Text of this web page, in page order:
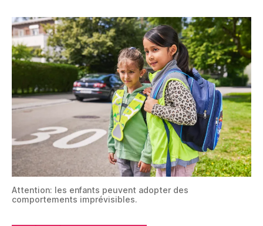
Attention: les enfants peuvent adopter des
comportements imprévisibles.